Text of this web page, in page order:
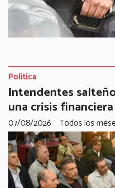
Intendentes
una crisis
Todos los
Política
07/08/2026